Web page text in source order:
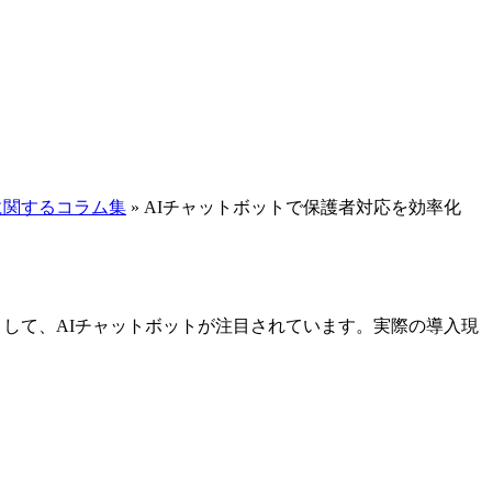
するコラム集 » AIチャットボットで保護者対応を効率化
て、AIチャットボットが注目されています。実際の導入現